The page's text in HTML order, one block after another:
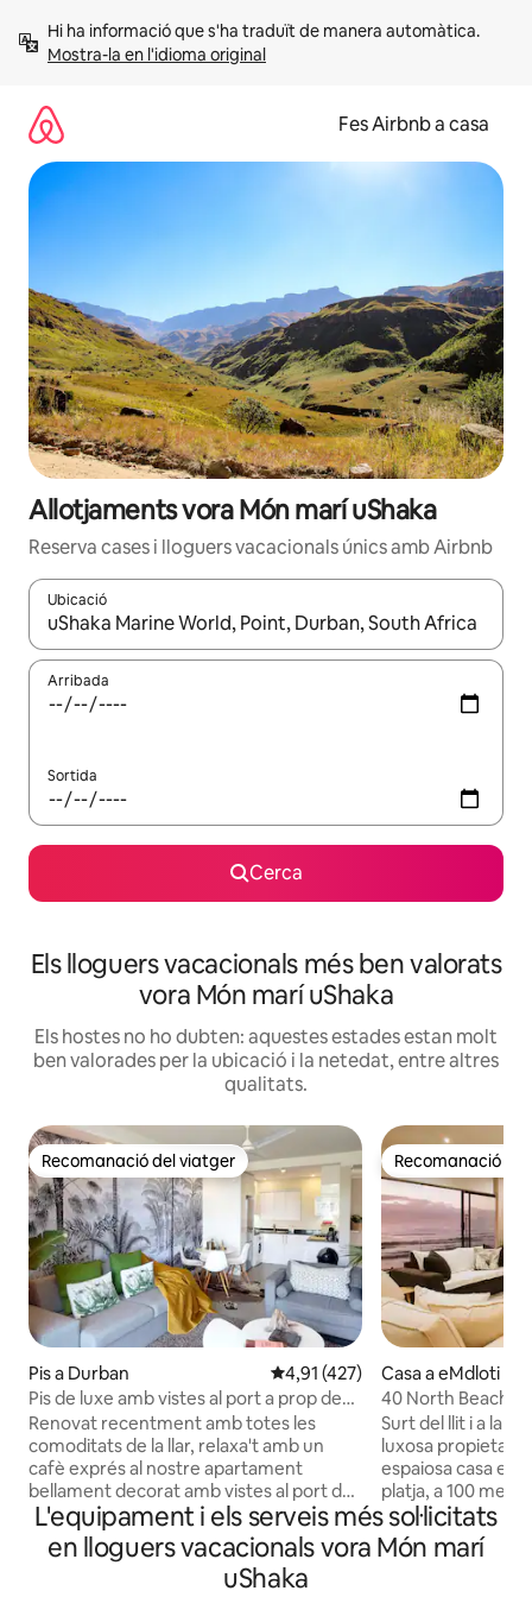
Mostra-la en l'idioma original
Fes Airbnb a casa
Allotjaments vora Món marí uShaka
Reserva cases i lloguers vacacionals únics amb Airbnb
Ubicació
Quan els resultats estiguin disponibles, podràs navegar-hi a
Arribada
Sortida
Cerca
Els lloguers vacacionals més ben valorats
vora Món marí uShaka
Els hostes no ho dubten: aquestes estades estan molt
ben valorades per la ubicació i la netedat, entre altres
qualitats.
Recomanació del viatger
Recomanació del viatger
Pis a Durban 4,91 de puntuació mitjana d'un
4,91 (427)
Pis de luxe amb vistes al port a prop de
bars i platges
Renovat recentment amb totes les
comoditats de la llar, relaxa't amb un
cafè exprés al nostre apartament
bellament decorat amb vistes al port de
Durban i als vaixells. Estàs a poca
distància a peu de la nova terminal de
passatgers, de diversos restaurants i
bars, així com de Ushaka Marine World i
Recomanació
Recomanació
Casa a eMdloti
40 North Beach
Surt del llit i a la
luxosa propietat a peu
espaiosa casa es
platja, a 100
marea Umdloti i a
restaurants i una
vistes
L'equipament i els serveis més sol·licitats
en lloguers vacacionals vora Món marí
uShaka